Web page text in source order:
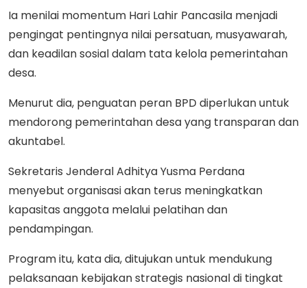
Ia menilai momentum Hari Lahir Pancasila menjadi
pengingat pentingnya nilai persatuan, musyawarah,
dan keadilan sosial dalam tata kelola pemerintahan
desa.
Menurut dia, penguatan peran BPD diperlukan untuk
mendorong pemerintahan desa yang transparan dan
akuntabel.
Sekretaris Jenderal Adhitya Yusma Perdana
menyebut organisasi akan terus meningkatkan
kapasitas anggota melalui pelatihan dan
pendampingan.
Program itu, kata dia, ditujukan untuk mendukung
pelaksanaan kebijakan strategis nasional di tingkat